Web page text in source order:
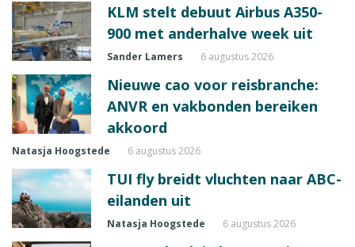
KLM stelt debuut Airbus A350-
900 met anderhalve week uit
Sander Lamers 6 augustus 2026
Nieuwe cao voor reisbranche:
ANVR en vakbonden bereiken
akkoord
Natasja Hoogstede 6 augustus 2026
TUI fly breidt vluchten naar ABC-
eilanden uit
Natasja Hoogstede 6 augustus 2026